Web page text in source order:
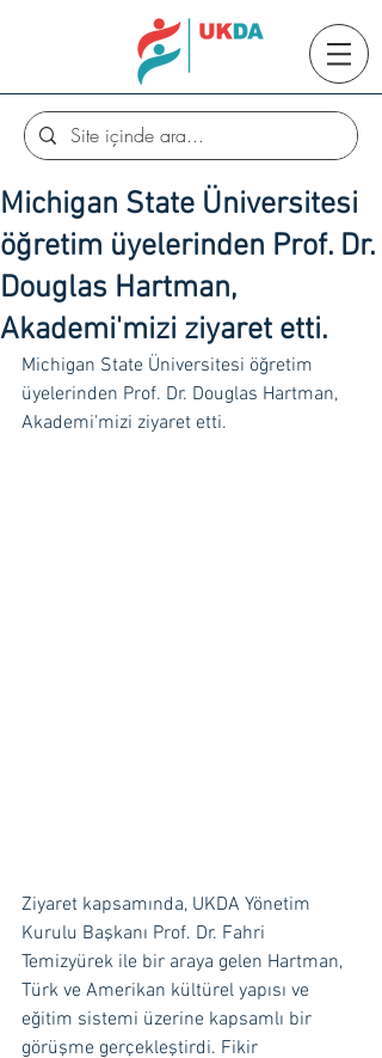
Michigan State Üniversitesi
öğretim üyelerinden Prof. Dr.
Douglas Hartman,
Akademi'mizi ziyaret etti.
Michigan State Üniversitesi öğretim
üyelerinden Prof. Dr. Douglas Hartman,
Akademi'mizi ziyaret etti.
Ziyaret kapsamında, UKDA Yönetim
Kurulu Başkanı Prof. Dr. Fahri
Temizyürek ile bir araya gelen Hartman,
Türk ve Amerikan kültürel yapısı ve
eğitim sistemi üzerine kapsamlı bir
görüşme gerçekleştirdi. Fikir